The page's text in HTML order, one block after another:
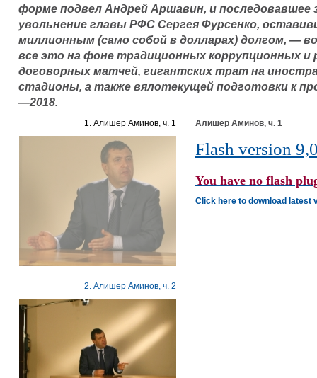
форме подвел Андрей Аршавин, и последовавшее
увольнение главы РФС Сергея Фурсенко,
миллионным (само собой в долларах) долгом, —
все это на фоне традиционных коррупционных и
договорных матчей, гигантских трат на
стадионы, а также вялотекущей подготовки к
—2018.
1. Алишер Аминов, ч. 1
2. Алишер Аминов, ч. 2
Алишер Аминов, ч. 1
Flash version
You have no flash
Click here to download latest